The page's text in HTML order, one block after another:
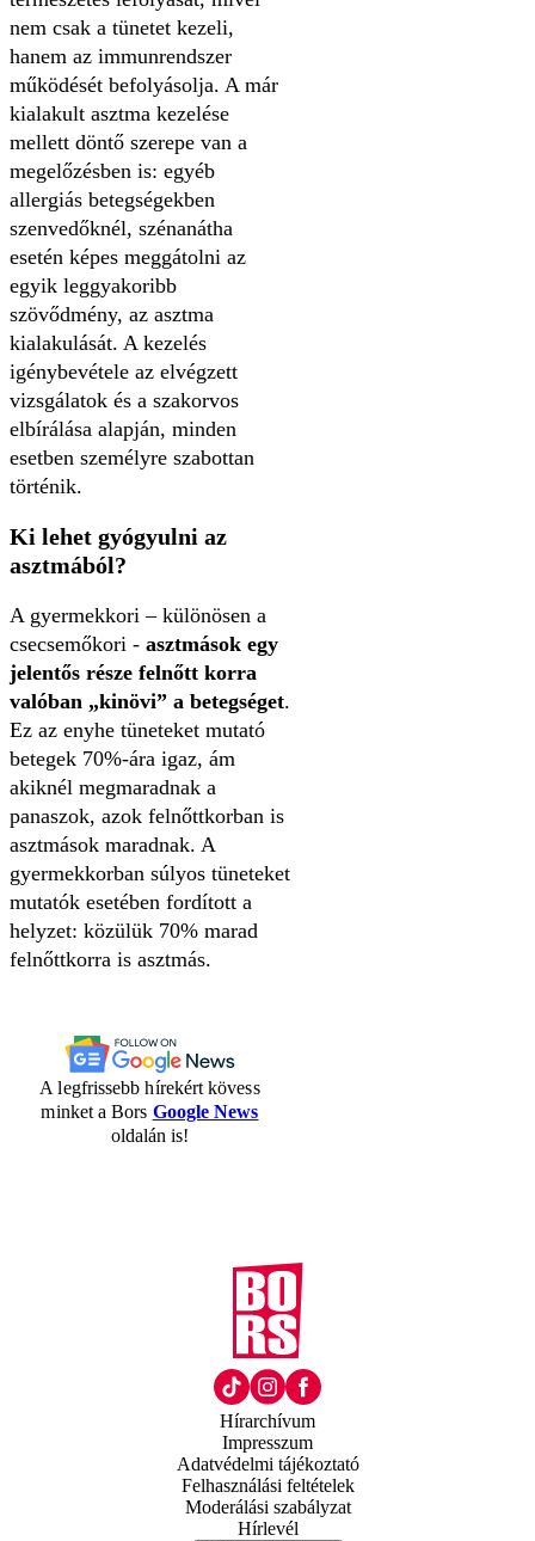
nem csak a tünetet kezeli,
hanem az immunrendszer
működését befolyásolja. A már
kialakult asztma kezelése
mellett döntő szerepe van a
megelőzésben is: egyéb
allergiás betegségekben
szenvedőknél, szénanátha
esetén képes meggátolni az
egyik leggyakoribb
szövődmény, az asztma
kialakulását. A kezelés
igénybevétele az elvégzett
vizsgálatok és a szakorvos
elbírálása alapján, minden
esetben személyre szabottan
történik.
Ki lehet gyógyulni az
asztmából?
A gyermekkori – különösen a
csecsemőkori - asztmások egy
jelentős része felnőtt korra
valóban „kinövi” a betegséget.
Ez az enyhe tüneteket mutató
betegek 70%-ára igaz, ám
akiknél megmaradnak a
panaszok, azok felnőttkorban is
asztmások maradnak. A
gyermekkorban súlyos tüneteket
mutatók esetében fordított a
helyzet: közülük 70% marad
felnőttkorra is asztmás.
A legfrissebb hírekért kövess
minket a Bors Google News
oldalán is!
Hírarchívum
Impresszum
Adatvédelmi tájékoztató
Felhasználási feltételek
Moderálási szabályzat
Hírlevél